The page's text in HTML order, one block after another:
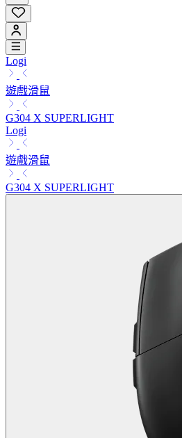
Logi
遊戲滑鼠
G304 X SUPERLIGHT
Logi
遊戲滑鼠
G304 X SUPERLIGHT